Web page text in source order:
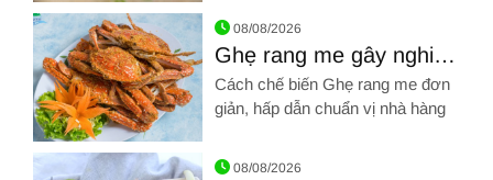
Hình ảnh về Cách nấu cháo hàu sữa và cháo hàu hạt sen
món khác nhau, đặc biệt dùng
nấu cháo rất ngon
Hình ảnh về Ghẹ rang me gây nghiện nhâm nhi ngày cuối
08/08/2026
Ghẹ rang me gây nghiện
nhâm nhi ngày cuối tuần
Cách chế biến Ghẹ rang me đơn
giản, hấp dẫn chuẩn vị nhà hàng
08/08/2026